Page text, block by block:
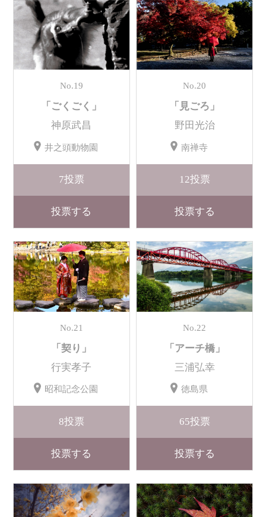
No.19
「ごくごく」
神原武昌
井之頭動物園
7投票
投票する
No.20
「見ごろ」
野田光治
南禅寺
12投票
投票する
No.21
「契り」
行実孝子
昭和記念公園
8投票
投票する
No.22
「アーチ橋」
三浦弘幸
徳島県
65投票
投票する